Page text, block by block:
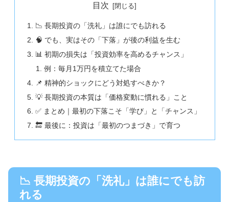
目次
📉 長期投資の「洗礼」は誰にでも訪れる
🧠 でも、実はその「下落」が後の利益を生む
📊 初期の損失は「投資効率を高めるチャンス」
例：毎月1万円を積立てた場合
📌 精神的ショックにどう対処すべきか？
💡 長期投資の本質は「価格変動に慣れる」こと
✅ まとめ｜最初の下落こそ「学び」と「チャンス」
🔚 最後に：投資は「最初のつまづき」で育つ
📉 長期投資の「洗礼」は誰にでも訪
れる